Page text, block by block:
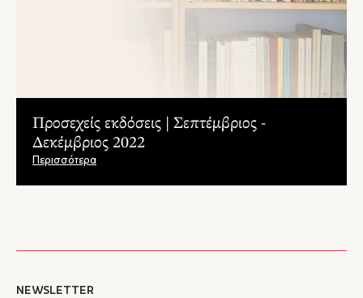
Προσεχείς εκδόσεις | Σεπτέμβριος -
Δεκέμβριος 2022
Περισσότερα
NEWSLETTER